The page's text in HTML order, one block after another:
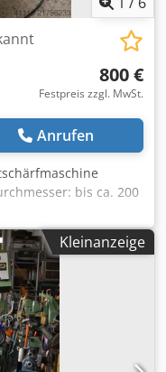
800 €
Festpreis zzgl. MwSt.
Anrufen
bis ca. 200
kW Maße
Hgpls Adxsa Maße
Ausstattung:
410 x 410 x 1.100
Kleinanzeige